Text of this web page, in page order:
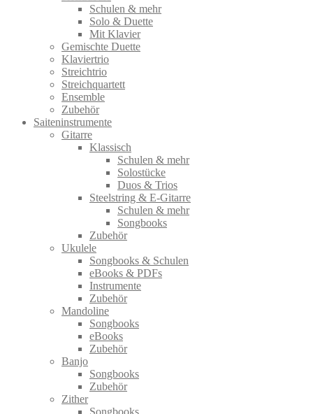
Schulen & mehr
Solo & Duette
Mit Klavier
Gemischte Duette
Klaviertrio
Streichtrio
Streichquartett
Ensemble
Zubehör
Saiteninstrumente
Gitarre
Klassisch
Schulen & mehr
Solostücke
Duos & Trios
Steelstring & E-Gitarre
Schulen & mehr
Songbooks
Zubehör
Ukulele
Songbooks & Schulen
eBooks & PDFs
Instrumente
Zubehör
Mandoline
Songbooks
eBooks
Zubehör
Banjo
Songbooks
Zubehör
Zither
Songbooks